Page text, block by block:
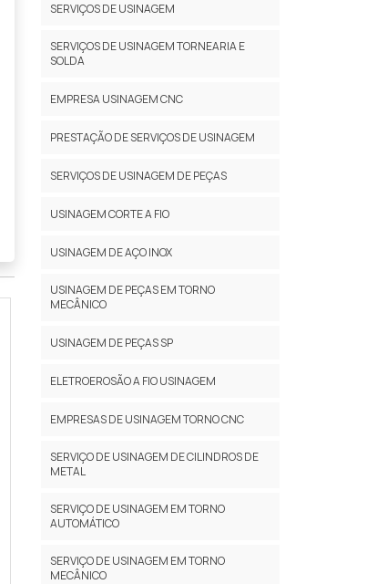
SERVIÇOS DE USINAGEM
SERVIÇOS DE USINAGEM TORNEARIA E
SOLDA
EMPRESA USINAGEM CNC
PRESTAÇÃO DE SERVIÇOS DE USINAGEM
SERVIÇOS DE USINAGEM DE PEÇAS
USINAGEM CORTE A FIO
USINAGEM DE AÇO INOX
USINAGEM DE PEÇAS EM TORNO
MECÂNICO
USINAGEM DE PEÇAS SP
ELETROEROSÃO A FIO USINAGEM
EMPRESAS DE USINAGEM TORNO CNC
SERVIÇO DE USINAGEM DE CILINDROS DE
METAL
SERVIÇO DE USINAGEM EM TORNO
AUTOMÁTICO
SERVIÇO DE USINAGEM EM TORNO
MECÂNICO